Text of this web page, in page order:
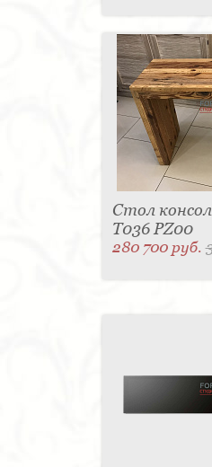
Стол
T036 PZ00
280 700 руб.